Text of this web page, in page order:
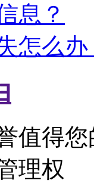
息？
怎么办
值得
理权